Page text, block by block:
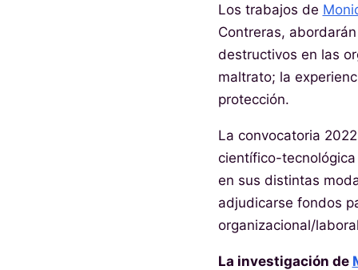
Los trabajos de
Contreras,
destructivos en las
maltrato; la
protección.
La convocatoria
científico-
en sus distintas
adjudicarse fondos
organizacional/
La investigación de